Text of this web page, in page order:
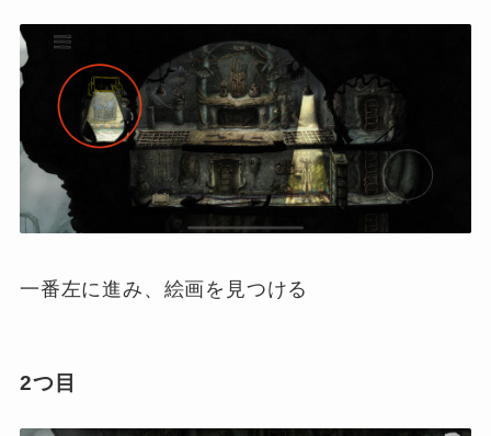
一番左に進み、絵画を見つける
2つ目